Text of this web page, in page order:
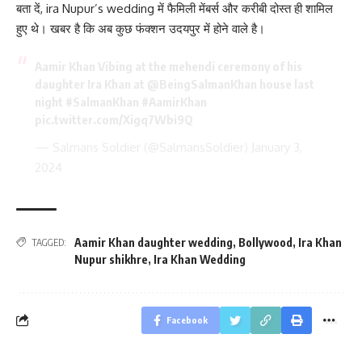
बता दें, ira Nupur’s wedding में फैमिली मेंबर्स और करीबी दोस्त ही शामिल
हुए थे। खबर है कि अब कुछ फंक्शन उदयपुर में होने वाले है।
TAGGED: Aamir Khan daughter wedding, Bollywood , Ira Khan
Nupur shikhre, Ira Khan Wedding
Facebook